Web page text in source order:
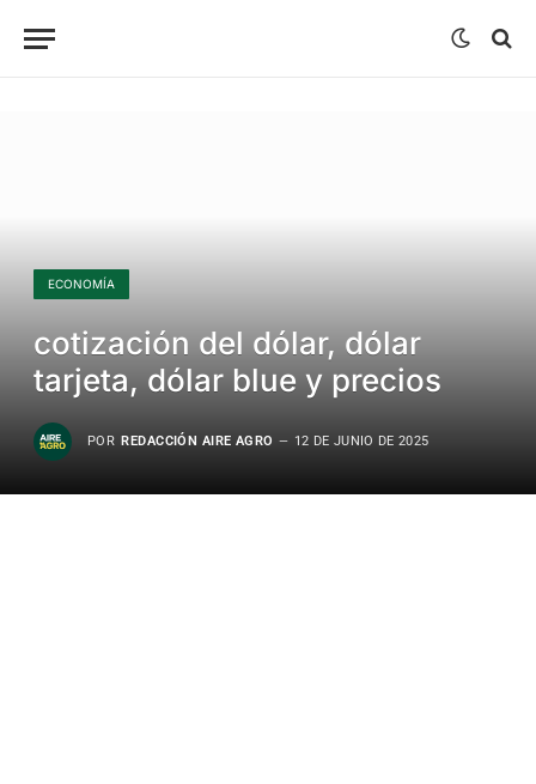
ECONOMÍA
cotización del dólar, dólar
tarjeta, dólar blue y precios
POR REDACCIÓN AIRE AGRO 12 DE JUNIO DE 2025